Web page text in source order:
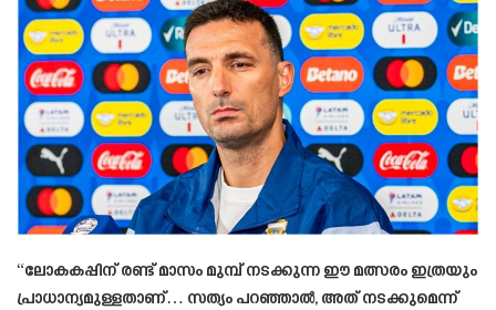
“ലോകകപ്പിന് രണ്ട് മാസം മുമ്പ് നടക്കുന്ന ഈ മത്സരം ഇത്രയും
പ്രാധാന്യമുള്ളതാണ്… സത്യം പറഞ്ഞാൽ, അത് നടക്കുമെന്ന്